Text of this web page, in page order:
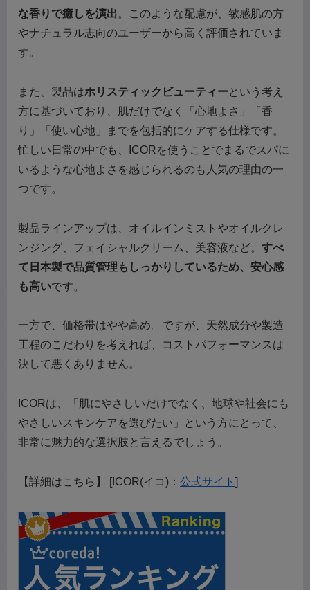
な香りで癒しを演出 。このような配慮が、敏感肌の方
やナチュラル志向のユーザーから高く評価されていま
す。
また、製品はホリスティックビューティー という考え
方に基づいており、肌だけでなく「心地よさ」「香
り」「使い心地」までを包括的にケアする仕様です。
忙しい日常の中でも、ICORを使うことでまるでスパに
いるような心地よさを感じられるのも人気の理由の一
つです。
製品ラインアップは、オイルインミストやオイルクレ
ンジング、フェイシャルクリーム、美容液など。 すべ
て日本製で品質管理もしっかりしているため、安心感
も高いです。
一方で、価格帯はやや高め。ですが、天然成分や製造
工程のこだわりを考えれば、コストパフォーマンスは
決して悪くありません。
ICORは、「肌にやさしいだけでなく、地球や社会にも
やさしいスキンケアを選びたい」という方にとって、
非常に魅力的な選択肢と言えるでしょう。
【詳細はこちら】 [ICOR(イコ)： 公式サイト ]